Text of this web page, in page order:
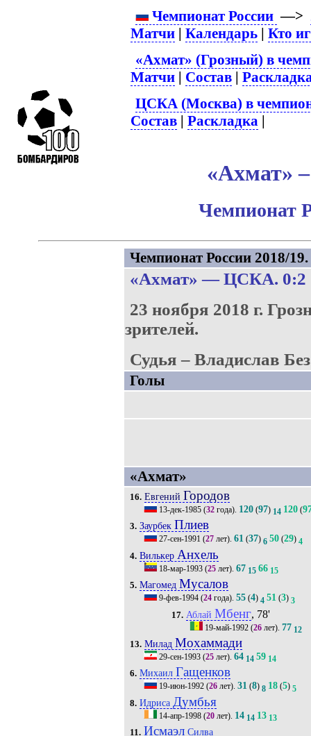
Чемпионат России —>
Матчи |Календарь |Кто
«Ахмат» (Грозный) в
Матчи | Состав |
ЦСКА (Москва) в
Состав |Раскладка |
«Ахмат»
Чемпионат
Чемпионат России 2018/
«Ахмат» —ЦСКА. 0:2
23 ноября 2018 г.
зрителей.
Судья – Владислав
Голы
«Ахмат»
16. Евгений Городов
13-дек-1985(32года). 120(97) 14 120(
3. Заурбек Плиев
27-сен-1991 (27лет). 61(37) 6 50(29) 4
4. Вилькер Анхель
18-мар-1993(25лет). 67 15 66 15
5. Магомед Мусалов
9-фев-1994(24года). 55(4) 4 51(3) 3
17. Аблай Мбенг, 78'
19-май-1992 (26 лет).77 12
13. Милад Мохаммади
29-сен-1993(25лет). 64 14 59 14
6. Михаил Гащенков
19-июн-1992(26лет). 31(8) 8 18(5) 5
8. Идриса Думбья
14-апр-1998(20лет). 14 14 13 13
11. ИсмаэлСилва